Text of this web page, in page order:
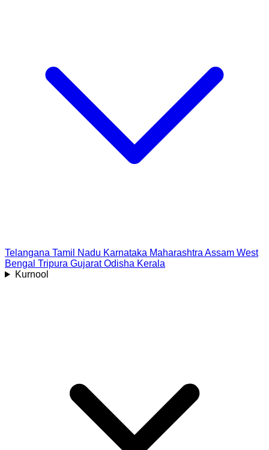
Telangana Tamil Nadu Karnataka Maharashtra Assam West
Bengal Tripura Gujarat Odisha Kerala
Kurnool